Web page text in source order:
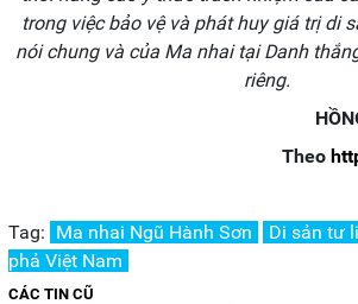
trong việc bảo vệ và phát huy giá trị di
nói chung và của Ma nhai tại Danh
riêng.
Theo
Tag: Ma nhai Ngũ Hành Sơn Di sản tư
phả Việt Nam
CÁC TIN CŨ